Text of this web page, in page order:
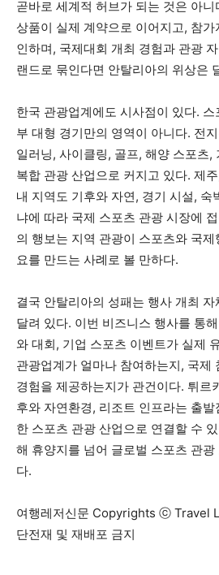
곧바로 세계적 허브가 되는 것은 아
상품이 실제 계약으로 이어지고, 참
인하며, 국제대회 개최 경험과 관광
랜드로 묶인다면 안탈리아의 위상은
한국 관광업계에도 시사점이 있다.
부 대형 경기만의 영역이 아니다. 전
일러닝, 사이클링, 골프, 해양 스포츠,
복합 관광 산업으로 커지고 있다. 제
내 지역도 기후와 자연, 경기 시설, 숙
냐에 따라 국제 스포츠 관광 시장에
의 행보는 지역 관광이 스포츠와 국
요를 만드는 사례로 볼 만하다.
결국 안탈리아의 성패는 행사 개최
달려 있다. 이번 비즈니스 행사를 통
와 대회, 기업 스포츠 이벤트가 실제
관광업계가 얼마나 참여하는지, 국제
경험을 제공하는지가 관건이다. 튀르
후와 자연환경, 리조트 인프라는 출
한 스포츠 관광 산업으로 연결할 수
해 휴양지를 넘어 글로벌 스포츠 관
다.
여행레저신문 Copyrights ⓒ Travel
단전재 및 재배포 금지